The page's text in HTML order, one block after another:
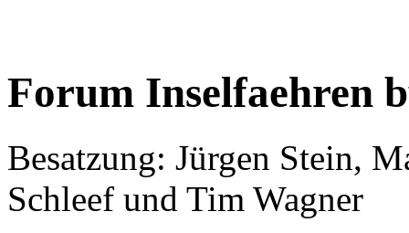
Forum Inselfaehren
Besatzung: Jürgen Stein,
Schleef und Tim Wagner